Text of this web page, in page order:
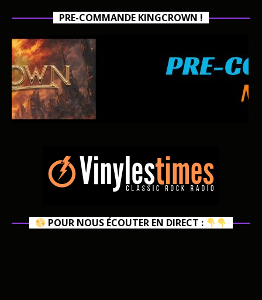
PRE-COMMANDE KINGCROWN !
POUR NOUS ÉCOUTER EN DIRECT :